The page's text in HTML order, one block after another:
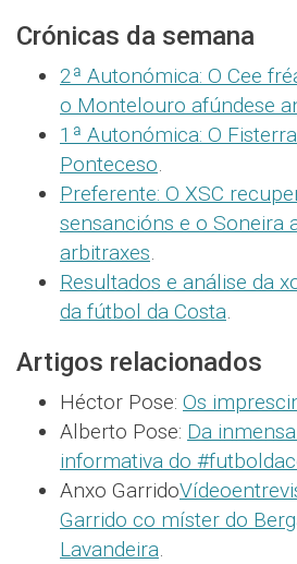
Crónicas da semana
2ª Autonómica: O Cee
o Montelouro afúndese
1ª Autonómica: O
Ponteceso.
Preferente: O XSC
sensancións e o Soneira
arbitraxes.
Resultados e análise da
da fútbol da Costa.
Artigos relacionados
Héctor Pose: Os
Alberto Pose: Da
informativa do
Anxo Garrido
Garrido co míster do
Lavandeira.